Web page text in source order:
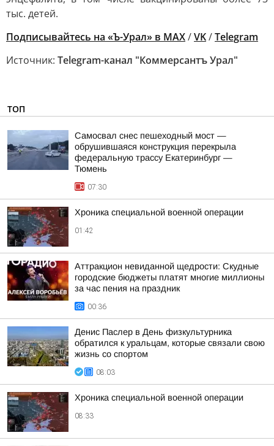
тыс. детей.
Подписывайтесь на «Ъ-Урал» в MAX/VK/Telegram
Источник: Telegram-канал "Коммерсантъ Урал"
ТОП
Самосвал снес пешеходный мост —
обрушившаяся конструкция перекрыла
федеральную трассу Екатеринбург —
Тюмень
07:30
Хроника специальной военной операции
01:42
Аттракцион невиданной щедрости: Скудные
городские бюджеты платят многие миллионы
за час пения на праздник
00:36
Денис Паслер в День физкультурника
обратился к уральцам, которые связали свою
жизнь со спортом
08:03
Хроника специальной военной операции
08:33